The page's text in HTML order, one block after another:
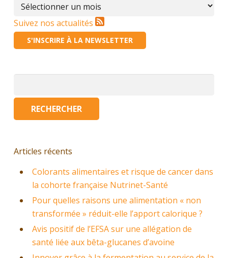
Suivez nos actualités
S'INSCRIRE À LA NEWSLETTER
Articles récents
Colorants alimentaires et risque de cancer dans
la cohorte française Nutrinet-Santé
Pour quelles raisons une alimentation « non
transformée » réduit-elle l’apport calorique ?
Avis positif de l’EFSA sur une allégation de
santé liée aux bêta-glucanes d’avoine